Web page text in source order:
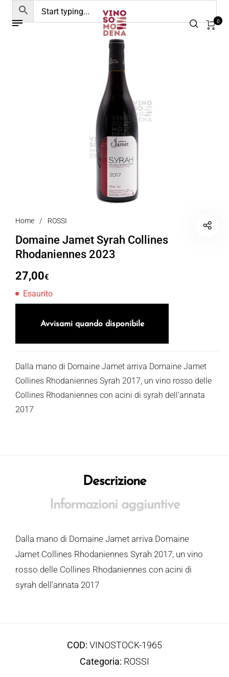
0
Home / ROSSI
Domaine Jamet Syrah Collines
Rhodaniennes 2023
27,00€
Esaurito
Avvisami quando disponibile
Dalla mano di Domaine Jamet arriva Domaine Jamet
Collines Rhodaniennes Syrah 2017, un vino rosso delle
Collines Rhodaniennes con acini di syrah dell’annata
2017
Descrizione
Informazioni aggiuntive
Dalla mano di Domaine Jamet arriva Domaine
Jamet Collines Rhodaniennes Syrah 2017, un vino
rosso delle Collines Rhodaniennes con acini di
syrah dell’annata 2017
COD: VINOSTOCK-1965
Categoria: ROSSI